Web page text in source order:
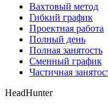
Вахтовый метод
Гибкий график
Проектная работа
Полный день
Полная занятость
Сменный график
Частичная
HeadHunter